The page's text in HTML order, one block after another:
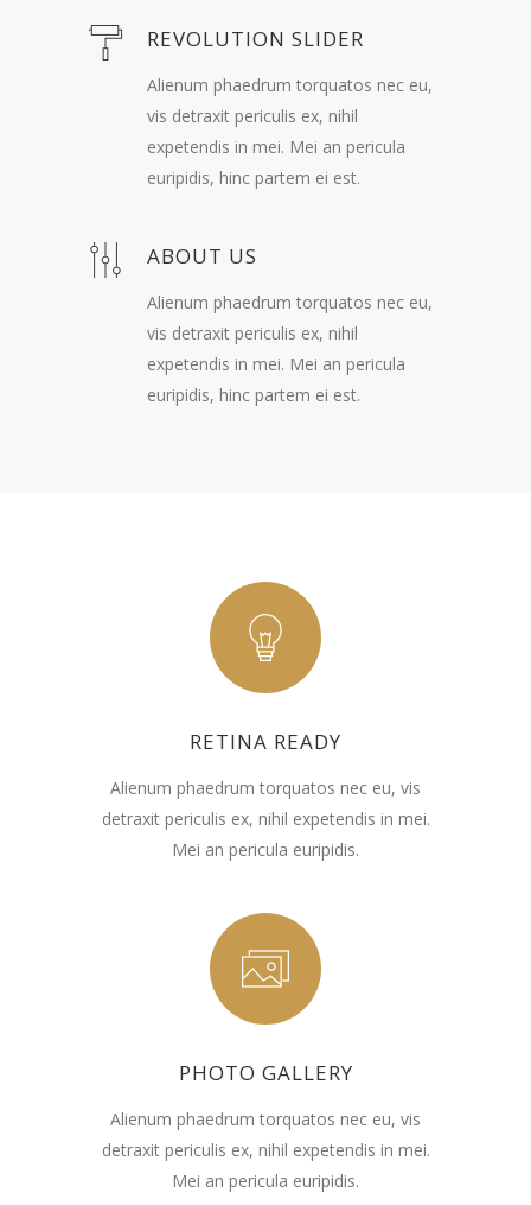
REVOLUTION SLIDER
Alienum phaedrum torquatos nec eu,
vis detraxit periculis ex, nihil
expetendis in mei. Mei an pericula
euripidis, hinc partem ei est.
ABOUT US
Alienum phaedrum torquatos nec eu,
vis detraxit periculis ex, nihil
expetendis in mei. Mei an pericula
euripidis, hinc partem ei est.
RETINA READY
Alienum phaedrum torquatos nec eu, vis
detraxit periculis ex, nihil expetendis in mei.
Mei an pericula euripidis.
PHOTO GALLERY
Alienum phaedrum torquatos nec eu, vis
detraxit periculis ex, nihil expetendis in mei.
Mei an pericula euripidis.